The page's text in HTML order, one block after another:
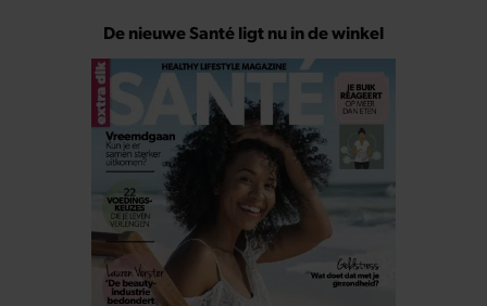
De nieuwe Santé ligt nu in de winkel